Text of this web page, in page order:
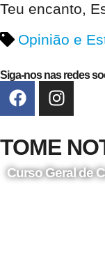
Teu encanto,
Opinião e
Siga-nos nas redes
TOME
Curso Geral de